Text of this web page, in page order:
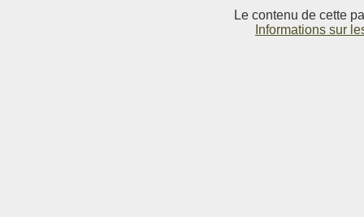
Le contenu de cette
Informations sur